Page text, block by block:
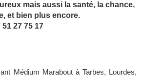
mais aussi la santé, la chance,
et bien plus encore.
27 75 17
Médium Marabout à Tarbes, Lourdes,